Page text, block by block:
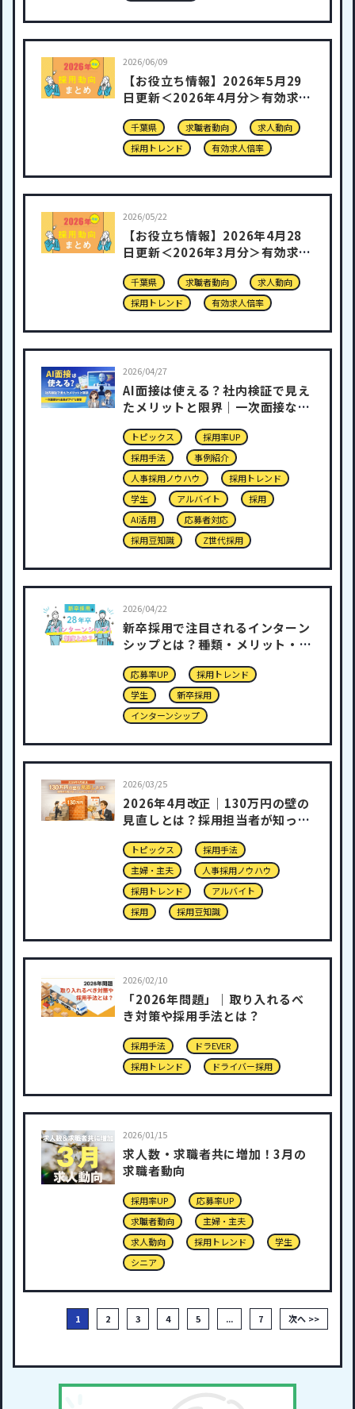
2026/06/09
【お役立ち情報】2026年5月29
日更新＜2026年4月分＞有効求人
千葉県 求職者動向
求人動向
採用トレンド
有効求人倍率
2026/05/22
【お役立ち情報】2026年4月28
日更新＜2026年3月分＞有効求人
千葉県 求職者動向
求人動向
採用トレンド
有効求人倍率
2026/04/27
AI面接は使える？社内検証で見え
たメリットと限界｜一次面接な
トピックス
採用率UP
採用手法
事例紹介
人事採用ノウハウ
採用トレンド
学生
アルバイト
採用
AI活用
応募者対応
採用豆知識
Z世代採用
2026/04/22
新卒採用で注目されるインターン
シップとは？種類・メリット・実
応募率UP
採用トレンド
学生
新卒採用
インターンシップ
2026/03/25
2026年4月改正｜130万円の壁の
見直しとは？採用担当者が知って
トピックス
採用手法
主婦・主夫
人事採用ノウハウ
採用トレンド
アルバイト
採用
採用豆知識
2026/02/10
「2026年問題」｜取り入れるべ
き対策や採用手法とは？
採用手法
ドラEVER
採用トレンド
ドライバー採用
2026/01/15
求人数・求職者共に増加！3月の
求職者動向
採用率UP
応募率UP
求職者動向
主婦・主夫
求人動向
採用トレンド
学生
シニア
1 2 3 4 5 ... 7 次へ >>